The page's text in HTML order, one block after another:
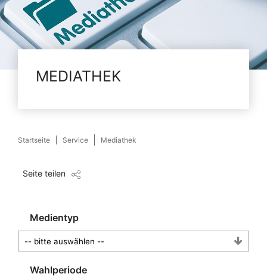
MEDIATHEK
Startseite Service Mediathek
Seite teilen
Medientyp
Wahlperiode